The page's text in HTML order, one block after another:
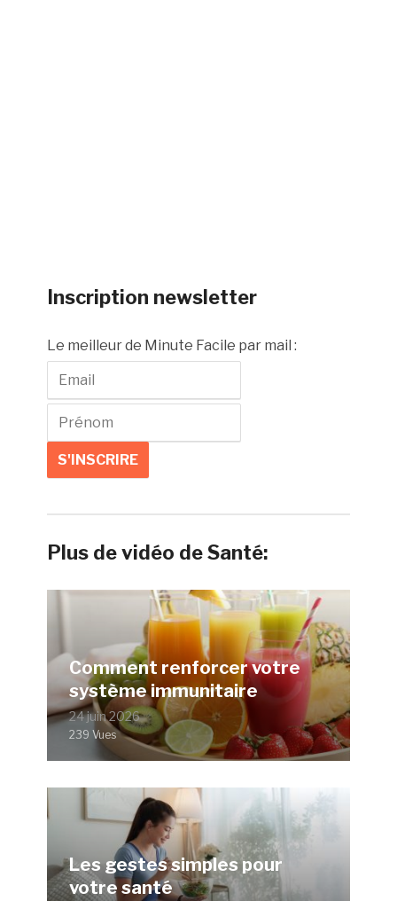
Inscription newsletter
Le meilleur de Minute Facile par mail :
Plus de vidéo de Santé:
Comment renforcer votre
système immunitaire
24 juin 2026
239 Vues
Les gestes simples pour
votre santé